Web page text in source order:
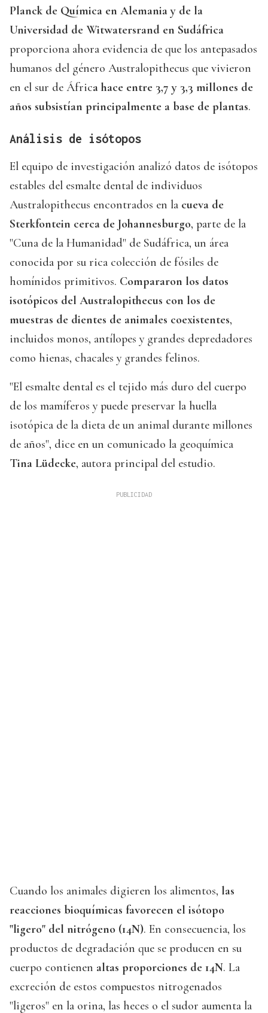
Planck de Química en Alemania y de la
Universidad de Witwatersrand en Sudáfrica
proporciona ahora evidencia de que los antepasados
humanos del género Australopithecus que vivieron
en el sur de África hace entre 3,7 y 3,3 millones de
años subsistían principalmente a base de plantas.
Análisis de isótopos
El equipo de investigación analizó datos de isótopos
estables del esmalte dental de individuos
Australopithecus encontrados en la cueva de
Sterkfontein cerca de Johannesburgo, parte de la
"Cuna de la Humanidad" de Sudáfrica, un área
conocida por su rica colección de fósiles de
homínidos primitivos. Compararon los datos
isotópicos del Australopithecus con los de
muestras de dientes de animales coexistentes,
incluidos monos, antílopes y grandes depredadores
como hienas, chacales y grandes felinos.
"El esmalte dental es el tejido más duro del cuerpo
de los mamíferos y puede preservar la huella
isotópica de la dieta de un animal durante millones
de años", dice en un comunicado la geoquímica
Tina Lüdecke, autora principal del estudio.
Cuando los animales digieren los alimentos, las
reacciones bioquímicas favorecen el isótopo
"ligero" del nitrógeno (14N). En consecuencia, los
productos de degradación que se producen en su
cuerpo contienen altas proporciones de 14N. La
excreción de estos compuestos nitrogenados
"ligeros" en la orina, las heces o el sudor aumenta la